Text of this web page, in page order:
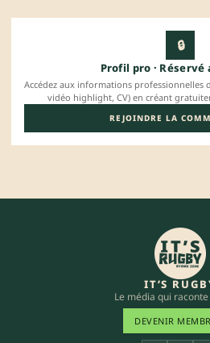
🔒
Profil pro · Réservé
Accédez aux informations
vidéo highlight, CV) en créant
REJOINDRE LA
IT’S
Le média qui
DEVENIR